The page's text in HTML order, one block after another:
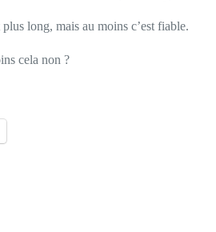
long, mais au moins c’est fiable.
cela non ?